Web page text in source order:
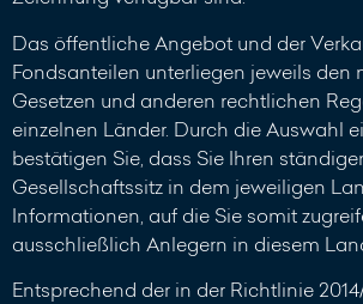
Das öffentliche Angebot und der
Fondsanteilen unterliegen jeweils den
Gesetzen und anderen rechtlichen
einzelnen Länder. Durch die Auswahl
bestätigen Sie, dass Sie Ihren
Gesellschaftssitz in dem jeweiligen
Informationen, auf die Sie somit
ausschließlich Anlegern in diesem
Entsprechend der in der Richtlinie